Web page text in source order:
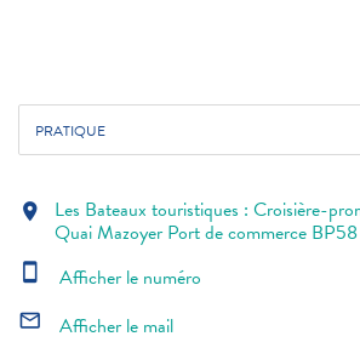
PRATIQUE
location_on Les Bateaux touristiques : Croisière-
Quai Mazoyer Port de commerce
smartphone Afficher le numéro
mail_outline Afficher le mail